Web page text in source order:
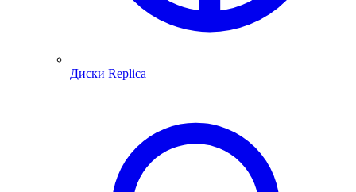
Диски Replica